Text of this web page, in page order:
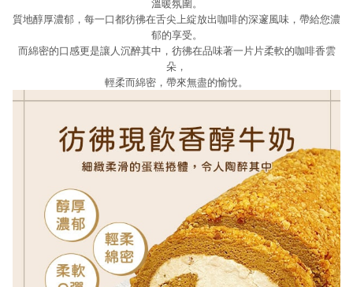
溫暖氛圍。
質地醇厚濃郁，每一口都彷彿在舌尖上綻放出咖啡的深邃風味，帶給您濃
郁的享受。
而綿密的口感更是讓人沉醉其中，彷彿在品味著一片片柔軟的咖啡香雲
朵，
輕柔而綿密，帶來無盡的愉悅。